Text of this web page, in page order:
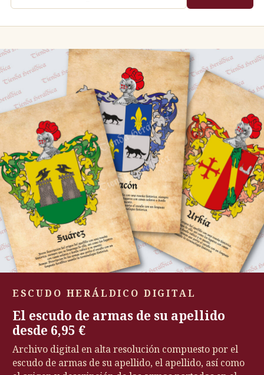
ESCUDO HERÁLDICO DIGITAL
El escudo de armas de su apellido
desde 6,95 €
Archivo digital en alta resolución compuesto por el
escudo de armas de su apellido, el apellido, así como